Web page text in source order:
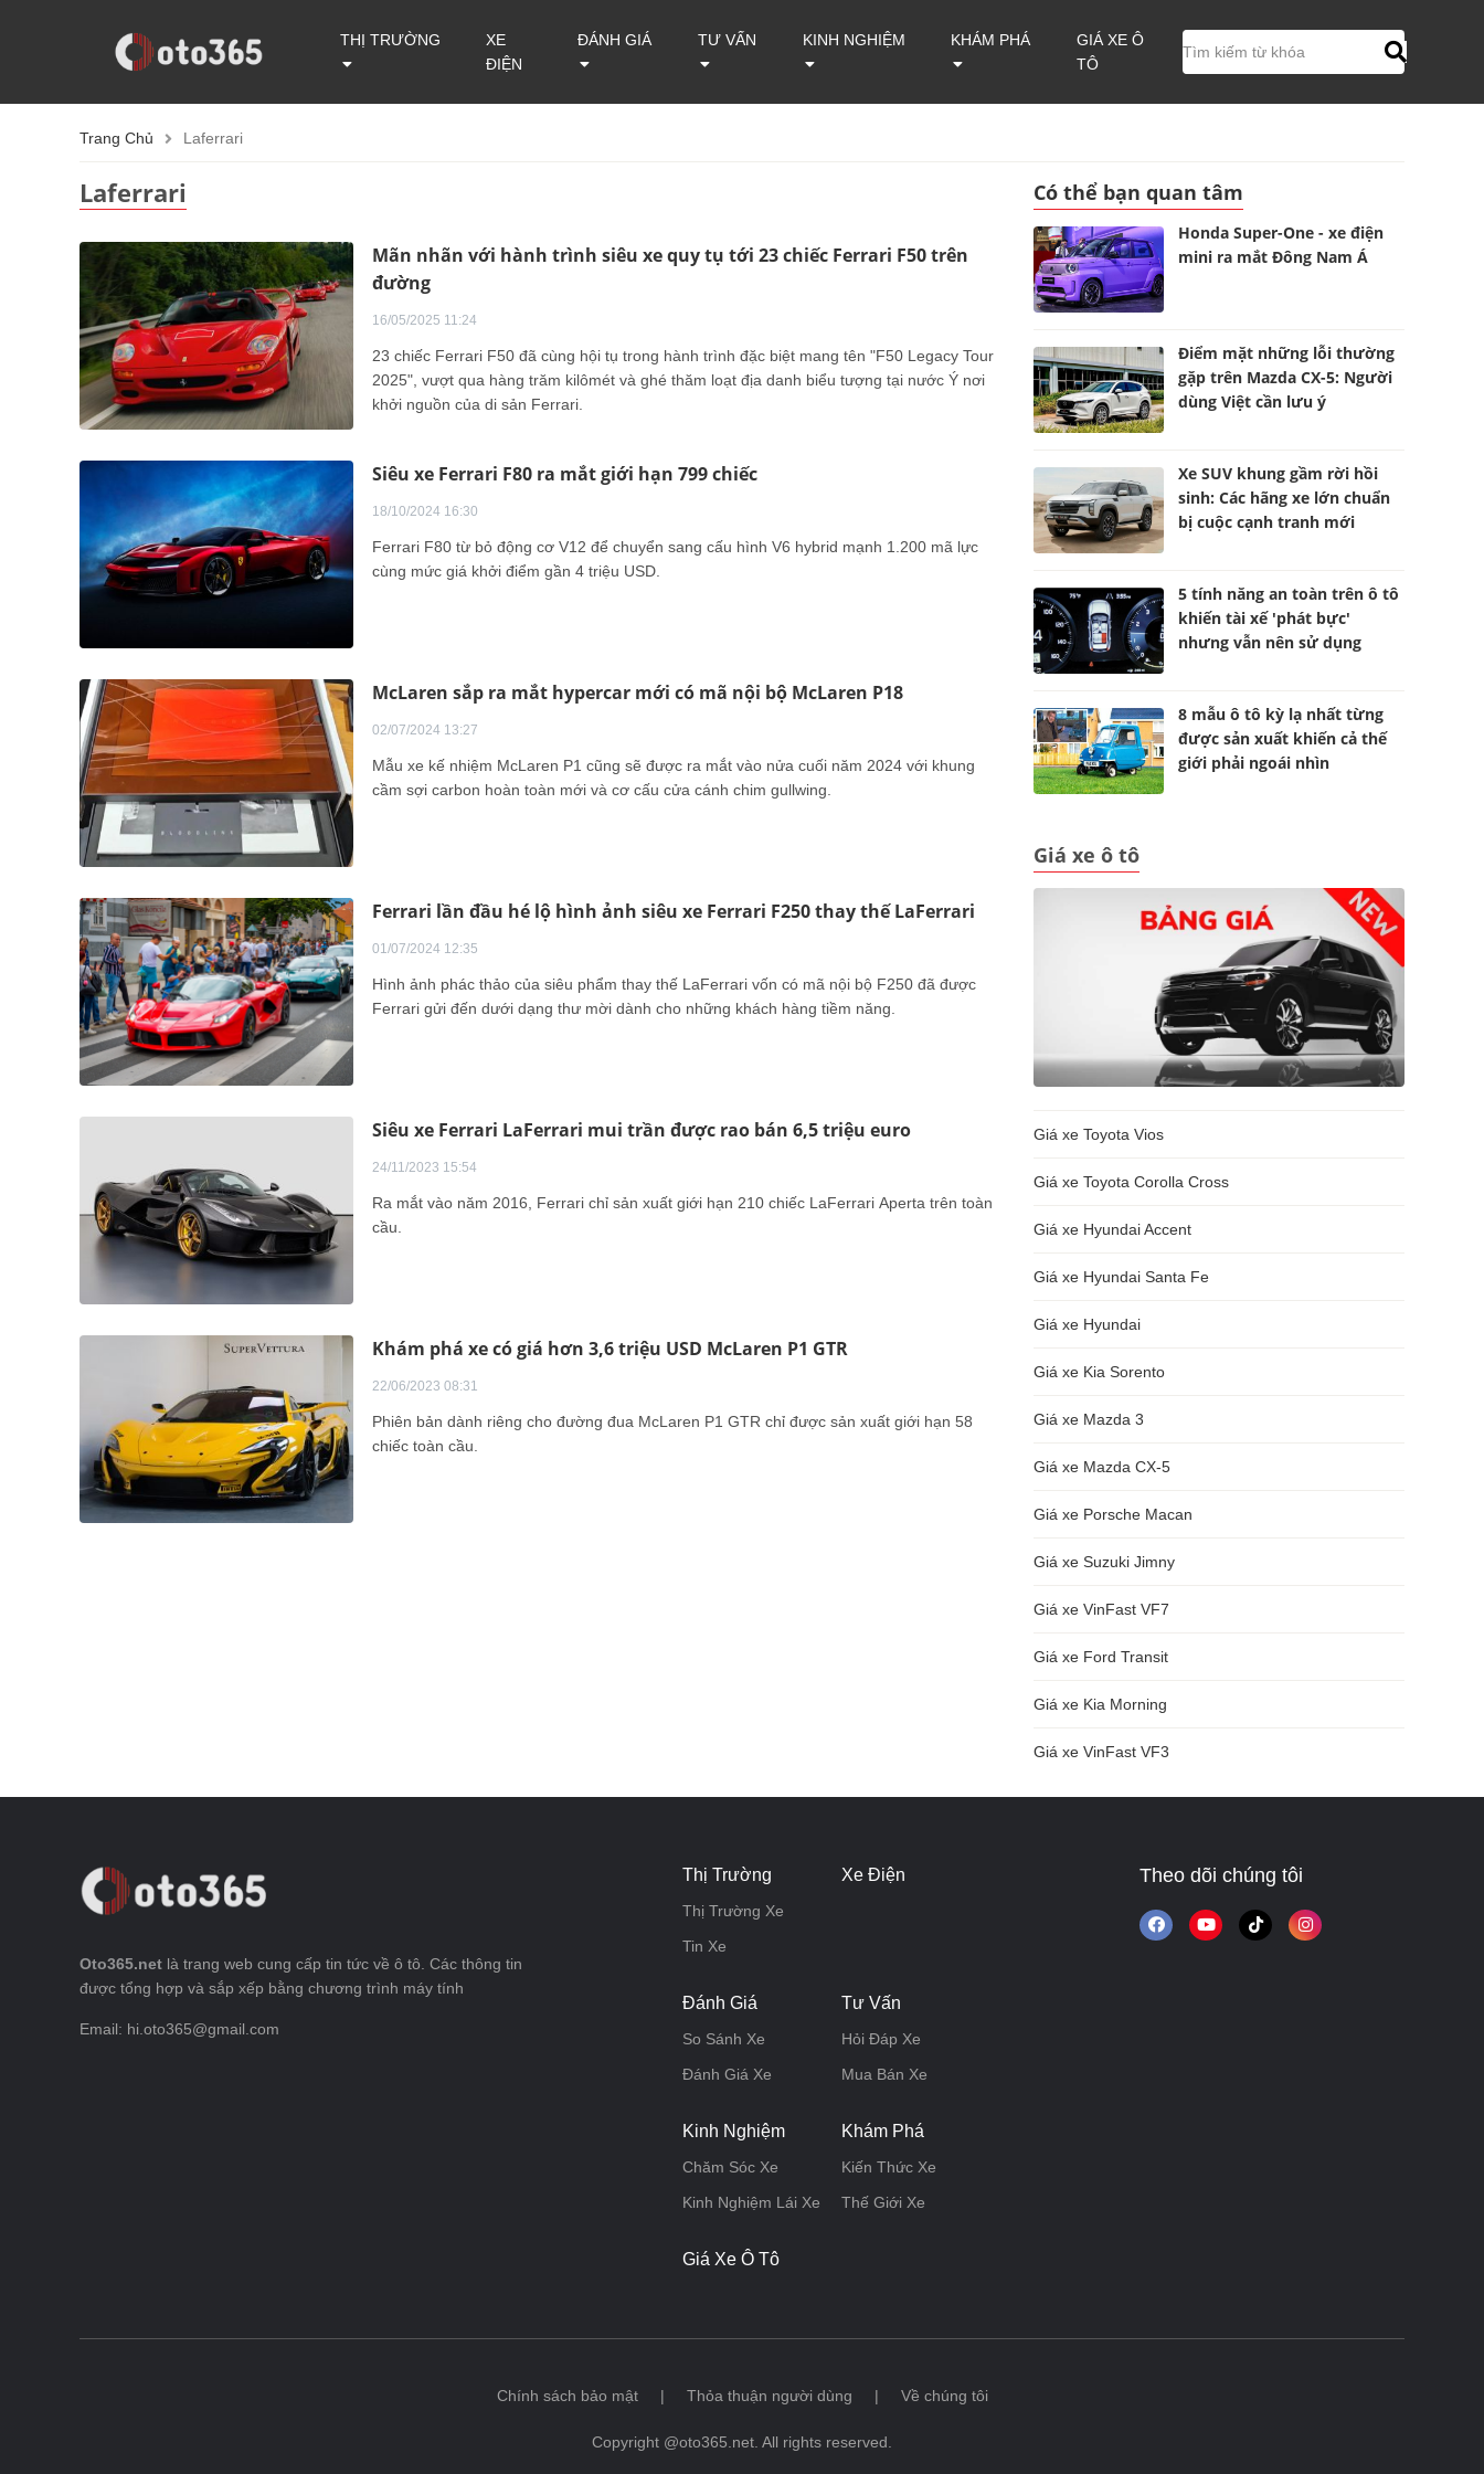
THỊ TRƯỜNG
XE
ĐIỆN
ĐÁNH GIÁ TƯ VẤN KINH NGHIỆM KHÁM PHÁ
GIÁ XE Ô
TÔ
Trang Chủ Laferrari
Laferrari
Mãn nhãn với hành trình siêu xe quy tụ tới 23 chiếc Ferrari F50 trên
đường
16/05/2025 11:24
23 chiếc Ferrari F50 đã cùng hội tụ trong hành trình đặc biệt mang tên "F50 Legacy Tour
2025", vượt qua hàng trăm kilômét và ghé thăm loạt địa danh biểu tượng tại nước Ý nơi
khởi nguồn của di sản Ferrari.
Siêu xe Ferrari F80 ra mắt giới hạn 799 chiếc
18/10/2024 16:30
Ferrari F80 từ bỏ động cơ V12 để chuyển sang cấu hình V6 hybrid mạnh 1.200 mã lực
cùng mức giá khởi điểm gần 4 triệu USD.
McLaren sắp ra mắt hypercar mới có mã nội bộ McLaren P18
02/07/2024 13:27
Mẫu xe kế nhiệm McLaren P1 cũng sẽ được ra mắt vào nửa cuối năm 2024 với khung
cầm sợi carbon hoàn toàn mới và cơ cấu cửa cánh chim gullwing.
Ferrari lần đầu hé lộ hình ảnh siêu xe Ferrari F250 thay thế LaFerrari
01/07/2024 12:35
Hình ảnh phác thảo của siêu phẩm thay thế LaFerrari vốn có mã nội bộ F250 đã được
Ferrari gửi đến dưới dạng thư mời dành cho những khách hàng tiềm năng.
Siêu xe Ferrari LaFerrari mui trần được rao bán 6,5 triệu euro
24/11/2023 15:54
Ra mắt vào năm 2016, Ferrari chỉ sản xuất giới hạn 210 chiếc LaFerrari Aperta trên toàn
cầu.
Khám phá xe có giá hơn 3,6 triệu USD McLaren P1 GTR
22/06/2023 08:31
Phiên bản dành riêng cho đường đua McLaren P1 GTR chỉ được sản xuất giới hạn 58
chiếc toàn cầu.
Có thể bạn quan tâm
Honda Super-One - xe điện
mini ra mắt Đông Nam Á
Điểm mặt những lỗi thường
gặp trên Mazda CX-5: Người
dùng Việt cần lưu ý
Xe SUV khung gầm rời hồi
sinh: Các hãng xe lớn chuẩn
bị cuộc cạnh tranh mới
5 tính năng an toàn trên ô tô
khiến tài xế 'phát bực'
nhưng vẫn nên sử dụng
8 mẫu ô tô kỳ lạ nhất từng
được sản xuất khiến cả thế
giới phải ngoái nhìn
Giá xe ô tô
Giá xe Toyota Vios
Giá xe Toyota Corolla Cross
Giá xe Hyundai Accent
Giá xe Hyundai Santa Fe
Giá xe Hyundai
Giá xe Kia Sorento
Giá xe Mazda 3
Giá xe Mazda CX-5
Giá xe Porsche Macan
Giá xe Suzuki Jimny
Giá xe VinFast VF7
Giá xe Ford Transit
Giá xe Kia Morning
Giá xe VinFast VF3
Oto365.net là trang web cung cấp tin tức về ô tô. Các thông tin
được tổng hợp và sắp xếp bằng chương trình máy tính
Email: hi.oto365@gmail.com
Thị Trường
Thị Trường Xe
Tin Xe
Xe Điện
Đánh Giá
So Sánh Xe
Đánh Giá Xe
Tư Vấn
Hỏi Đáp Xe
Mua Bán Xe
Kinh Nghiệm
Chăm Sóc Xe
Kinh Nghiệm Lái Xe
Khám Phá
Kiến Thức Xe
Thế Giới Xe
Giá Xe Ô Tô
Theo dõi chúng tôi
Chính sách bảo mật | Thỏa thuận người dùng | Về chúng tôi
Copyright @oto365.net. All rights reserved.